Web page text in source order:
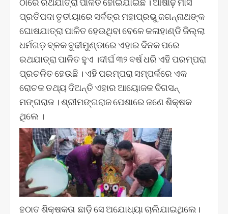
ପ୍ରତିପଦା ତୃତୀୟାରେ ସର୍ବତ୍ର ମହାପ୍ରଭୁ ଜଗନ୍ନାଥଙ୍କ
ଘୋଷଯାତ୍ରା ପାଳିତ ହେଉଥିବା ବେଳେ କଳାହାଣ୍ଡି ଜିଲ୍ଲା
ଧର୍ମଗଡ଼ ବ୍ଳକ ବୁଢୀମୁଣ୍ଡାରେ ଏହାର ଦିନକ ପରେ
ରଥଯାତ୍ରା ପାଳିତ ହୁଏ ।ଦୀର୍ଘ ୩୨ ବର୍ଷ ଧରି ଏହି ପରମ୍ପରା
ପ୍ରଚଳିତ ହେଉଛି । ଏହି ପରମ୍ପରା ସମ୍ପର୍କରେ ଏକ
ରୋଚକ ତଥ୍ୟ ଦିଅନ୍ତି ଏହାର ଆୟୋଜକ ଦିଗସନ୍
ମଙ୍ଗରାଜ । ଶ୍ରୀମଙ୍ଗରାଜ ପେଶାରେ ଜଣେ ଶିକ୍ଷକ
ଥିଲେ ।
ହଠାତ ଶିକ୍ଷକତା ଛାଡ଼ି ସେ ଅଯୋଧ୍ୟା ଚାଲିଯାଇଥିଲେ।